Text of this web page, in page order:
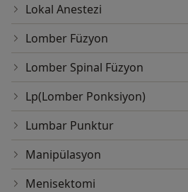
Lokal Anestezi
Lomber Füzyon
Lomber Spinal Füzyon
Lp(Lomber Ponksiyon)
Lumbar Punktur
Manipülasyon
Menisektomi